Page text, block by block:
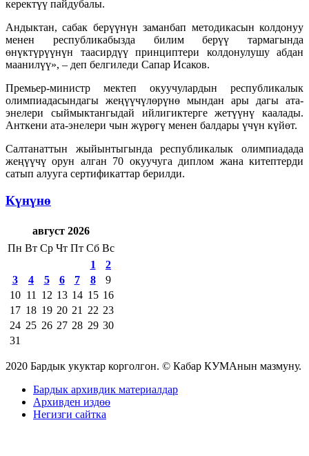
керектүү пайдубалы.
Андыктан, сабак берүүнүн заманбап методикасын колдонуу
менен республикабызда билим берүү тармагында
өнүктүрүүнүн таасирдүү принциптери колдонулушу абдан
маанилүү», – деп белгиледи Сапар Исаков.
Премьер-министр мектеп окуучулардын республикалык
олимпиадасындагы жеңүүчүлөрүнө мындан ары дагы ата-
энелери сыймыктангыдай ийлигиктерге жетүүнү каалады.
Анткени ата-энелери чын жүрөгү менен балдары үчүн күйөт.
Салтанаттын жыйынтыгында республикалык олимпиадада
жеңүүчү орун алган 70 окуучуга диплом жана китептерди
сатып алууга сертификаттар берилди.
Күнүнө
август 2026
Пн Вт Ср Чт Пт Сб Вс
1
2
3
4 5 6 7 8
9
10 11 12 13 14 15 16
17 18 19 20 21 22 23
24 25 26 27 28 29 30
31
2020 Бардык укуктар корголгон. © Кабар КУМАнын мазмуну.
Бардык архивдик материалдар
Архивден издөө
Негизги сайтка